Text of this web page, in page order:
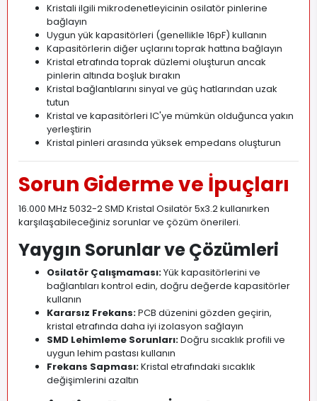
Kristali ilgili mikrodenetleyicinin osilatör pinlerine
bağlayın
Uygun yük kapasitörleri (genellikle 16pF) kullanın
Kapasitörlerin diğer uçlarını toprak hattına bağlayın
Kristal etrafında toprak düzlemi oluşturun ancak
pinlerin altında boşluk bırakın
Kristal bağlantılarını sinyal ve güç hatlarından uzak
tutun
Kristal ve kapasitörleri IC'ye mümkün olduğunca yakın
yerleştirin
Kristal pinleri arasında yüksek empedans oluşturun
Sorun Giderme ve İpuçları
16.000 MHz 5032-2 SMD Kristal Osilatör 5x3.2 kullanırken
karşılaşabileceğiniz sorunlar ve çözüm önerileri.
Yaygın Sorunlar ve Çözümleri
Osilatör Çalışmaması:Yük kapasitörlerini ve
bağlantıları kontrol edin, doğru değerde kapasitörler
kullanın
Kararsız Frekans:PCB düzenini gözden geçirin,
kristal etrafında daha iyi izolasyon sağlayın
SMD Lehimleme Sorunları:Doğru sıcaklık profili ve
uygun lehim pastası kullanın
Frekans Sapması:Kristal etrafındaki sıcaklık
değişimlerini azaltın